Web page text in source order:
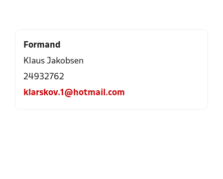
Formand
Klaus Jakobsen
24932762
klarskov.1@hotmail.com